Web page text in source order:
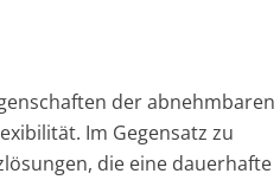
der abnehmbaren
Im Gegensatz zu
die eine dauerhafte